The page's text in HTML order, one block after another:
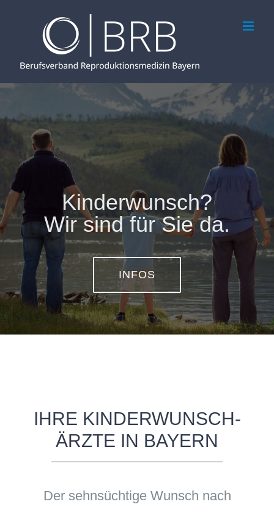
Kinderwunsch?
Wir sind für Sie da.
INFOS
IHRE KINDERWUNSCH-
ÄRZTE IN BAYERN
Der sehnsüchtige Wunsch nach